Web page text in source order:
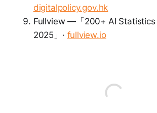
digitalpolicy.gov.hk
Fullview —「200+ AI
2025」· fullview.io